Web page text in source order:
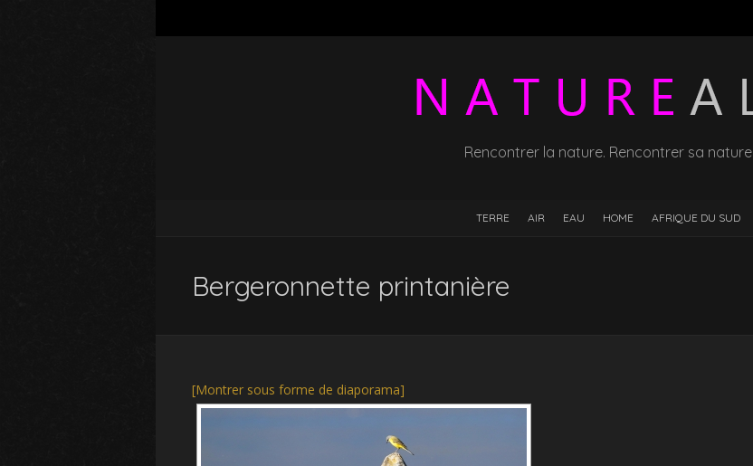
Rencontrer la nature. Rencontrer sa nature
TERRE AIR EAU HOME AFRIQUE DU SUD
Bergeronnette printanière
[Montrer sous forme de diaporama]